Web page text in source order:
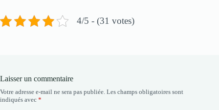
4/5 - (31 votes)
Laisser un commentaire
Votre adresse e-mail ne sera pas publiée. Les champs obligatoires sont
indiqués avec *